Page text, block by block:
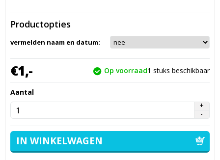
Productopties
vermelden naam en datum:
€1,- Op voorraad1 stuks beschikbaar
Aantal